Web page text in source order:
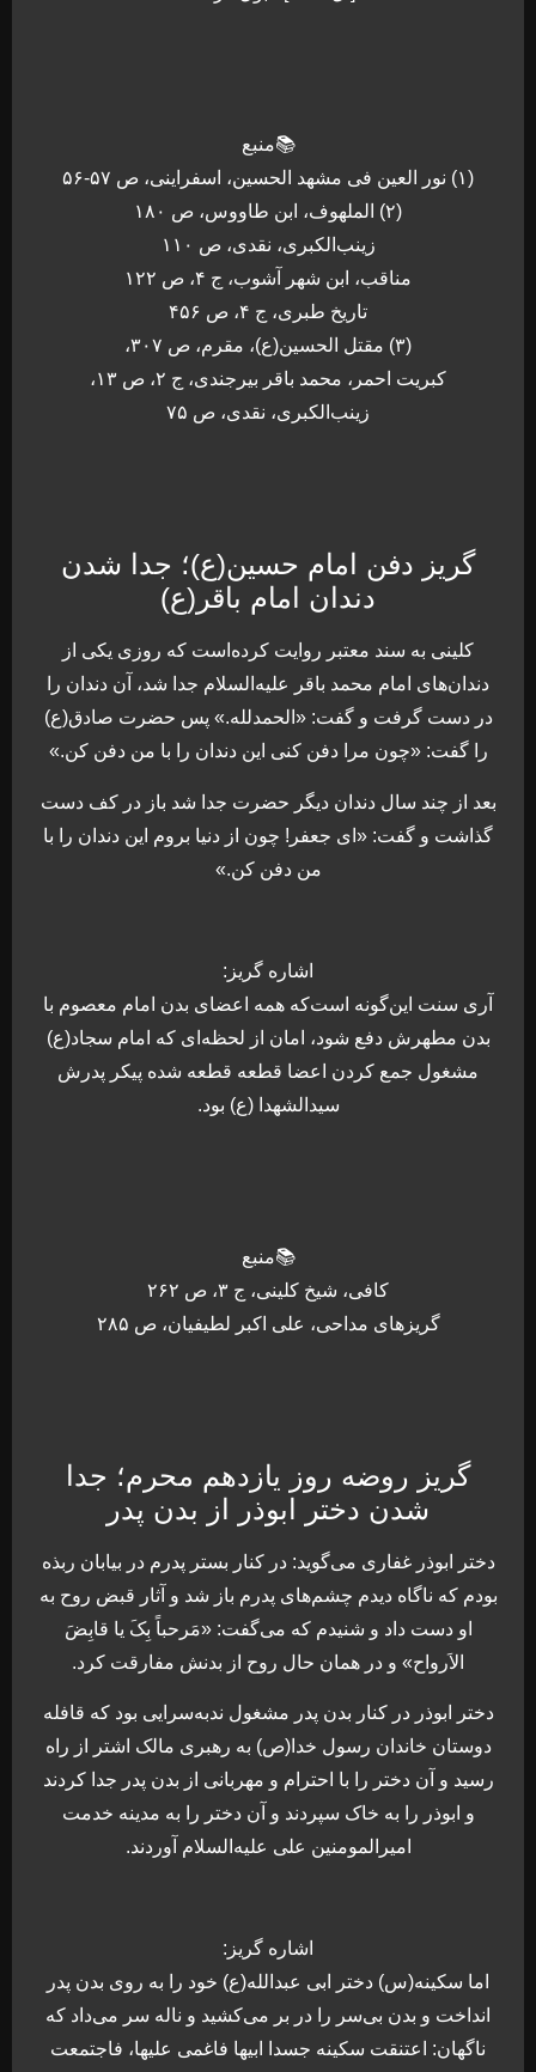
📚منبع
(۱) نور العين فى مشهد الحسين، اسفراینی، ص ۵۷-۵۶
(۲) الملهوف، ابن طاووس، ص ۱۸۰
زينب‌الكبرى، نقدى، ص ۱۱۰
مناقب، ابن شهر آشوب، ج ۴، ص ۱۲۲
تاريخ طبرى، ج ۴، ص ۴۵۶
(۳) مقتل الحسين(ع)، مقرم، ص ۳۰۷،
كبريت احمر، محمد باقر بیرجندی، ج ۲، ص ۱۳،
زينب‌الكبرى، نقدى، ص ۷۵
گریز دفن امام حسین(ع)؛ جدا شدن
دندان امام باقر(ع)
کلینی به سند معتبر روایت کرده‌است که روزی یکی از
دندان‌های امام محمد باقر علیه‌السلام جدا شد، آن دندان را
در دست گرفت و گفت: «الحمدلله.» پس حضرت صادق(ع)
را گفت: «چون مرا دفن کنی این دندان را با من دفن کن.»
بعد از چند سال دندان دیگر حضرت جدا شد باز در کف دست
گذاشت و گفت: «ای جعفر! چون از دنیا بروم این دندان را با
من دفن کن.»
اشاره گریز:
آری سنت این‌گونه است‌که همه اعضای بدن امام معصوم با
بدن مطهرش دفع شود، امان از لحظه‌ای که امام سجاد(ع)
مشغول جمع کردن اعضا قطعه قطعه شده پیکر پدرش
سیدالشهدا (ع) بود.
📚منبع
کافی، شیخ کلینی، ج ۳، ص ۲۶۲
گریزهای مداحی، علی اکبر لطیفیان، ص ۲۸۵
گریز روضه روز یازدهم محرم؛ جدا
شدن دختر ابوذر از بدن پدر
دختر ابوذر غفاری می‌گوید: در کنار بستر پدرم در بیابان ربذه
بودم که ناگاه دیدم چشم‌های پدرم باز شد و آثار قبض روح به
او دست داد و شنیدم که می‌گفت: «مَرحباً بِکَ یا قابِضَ
الاَرواح» و در همان حال روح از بدنش مفارقت کرد.
دختر ابوذر در کنار بدن پدر مشغول ندبه‌سرایی بود که قافله
دوستان خاندان رسول خدا(ص) به رهبری مالک اشتر از راه
رسید و آن دختر را با احترام و مهربانی از بدن پدر جدا کردند
و ابوذر را به خاک سپردند و آن دختر را به مدینه خدمت
امیرالمومنین علی علیه‌السلام آوردند.
اشاره گریز:
اما سکینه(س) دختر ابی عبدالله(ع) خود را به روی بدن پدر
انداخت و بدن بی‌سر را در بر می‌کشید و ناله سر می‌داد که
ناگهان: اعتنقت سکینه جسدا ابیها فاغمی علیها، فاجتمعت